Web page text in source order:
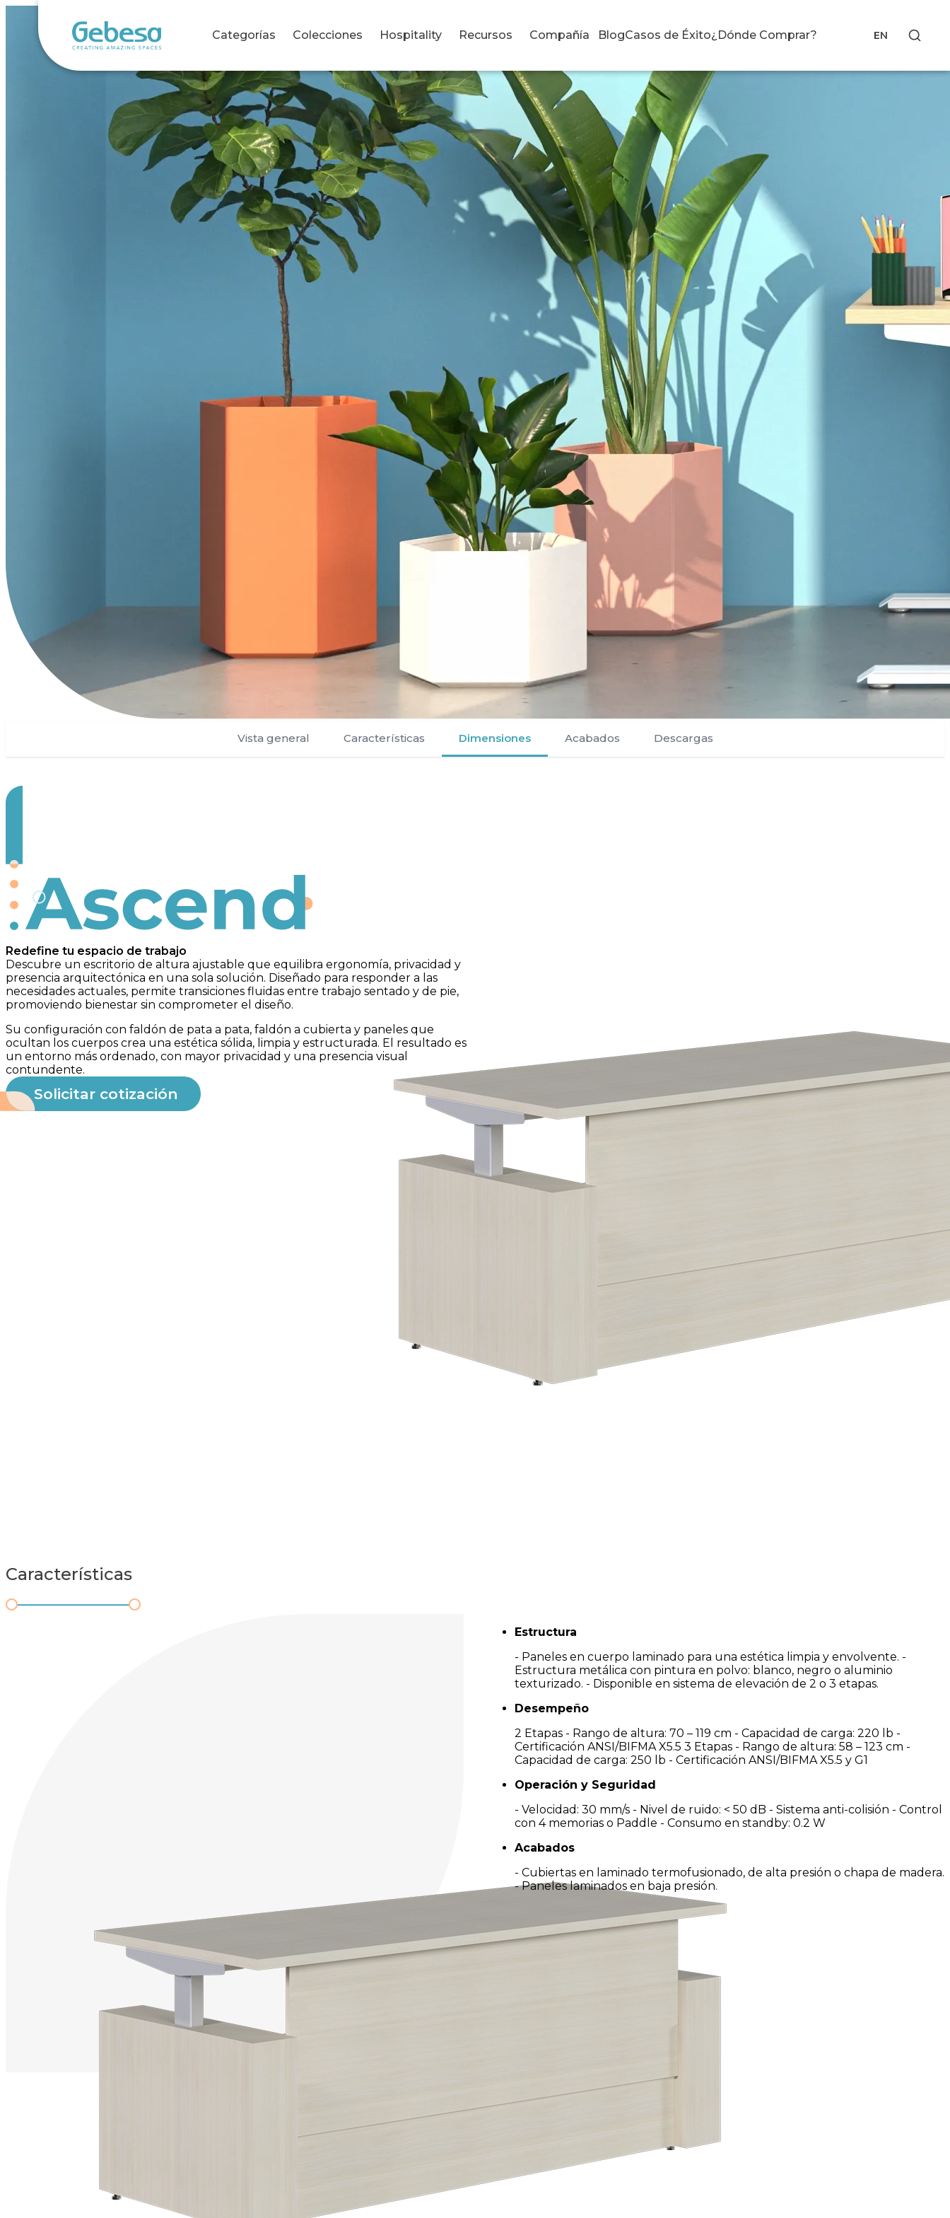
Categorías Colecciones Hospitality Recursos Compañía BlogCasos de Éxito¿Dónde Comprar? EN
Vista general Características Dimensiones Acabados Descargas
Ascend
Redefine tu espacio de trabajo
Descubre un escritorio de altura ajustable que equilibra ergonomía, privacidad y
presencia arquitectónica en una sola solución. Diseñado para responder a las
necesidades actuales, permite transiciones fluidas entre trabajo sentado y de pie,
promoviendo bienestar sin comprometer el diseño.
Su configuración con faldón de pata a pata, faldón a cubierta y paneles que
ocultan los cuerpos crea una estética sólida, limpia y estructurada. El resultado es
un entorno más ordenado, con mayor privacidad y una presencia visual
contundente.
Solicitar cotización
Características
Estructura
- Paneles en cuerpo laminado para una estética limpia y envolvente. -
Estructura metálica con pintura en polvo: blanco, negro o aluminio
texturizado. - Disponible en sistema de elevación de 2 o 3 etapas.
Desempeño
2 Etapas - Rango de altura: 70 – 119 cm - Capacidad de carga: 220 lb -
Certificación ANSI/BIFMA X5.5 3 Etapas - Rango de altura: 58 – 123 cm -
Capacidad de carga: 250 lb - Certificación ANSI/BIFMA X5.5 y G1
Operación y Seguridad
- Velocidad: 30 mm/s - Nivel de ruido: < 50 dB - Sistema anti-colisión - Control
con 4 memorias o Paddle - Consumo en standby: 0.2 W
Acabados
- Cubiertas en laminado termofusionado, de alta presión o chapa de madera.
- Paneles laminados en baja presión.